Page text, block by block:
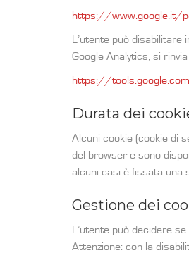
https://www.google.it/
L’utente può
Google Analytics, si
https://
Durata dei
Alcuni cookie (cookie di
del browser e sono
alcuni casi è fissata una
Gestione dei
L’utente può decidere
Attenzione: con la